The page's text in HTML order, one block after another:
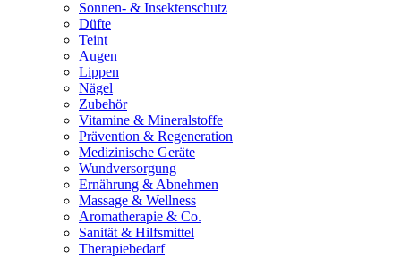
Sonnen- & Insektenschutz
Düfte
Teint
Augen
Lippen
Nägel
Zubehör
Vitamine & Mineralstoffe
Prävention & Regeneration
Medizinische Geräte
Wundversorgung
Ernährung & Abnehmen
Massage & Wellness
Aromatherapie & Co.
Sanität & Hilfsmittel
Therapiebedarf